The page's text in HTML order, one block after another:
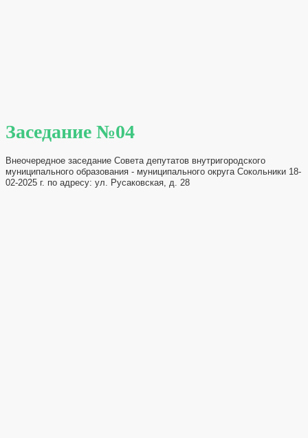
Заседание №04
Внеочередное заседание Совета депутатов внутригородского
муниципального образования - муниципального округа Сокольники 18-
02-2025 г. по адресу: ул. Русаковская, д. 28